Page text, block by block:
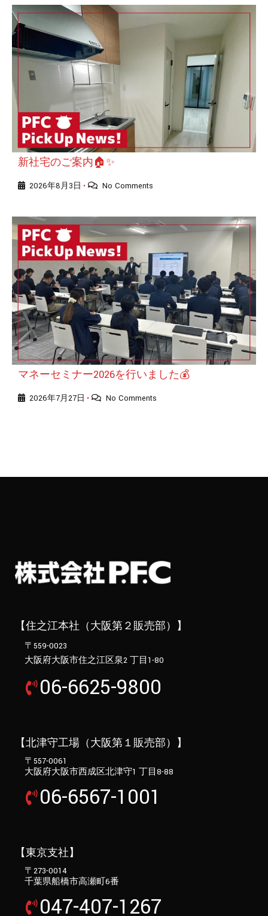
新社宅のご案内🏠✨
2026年8月3日 • No Comments
マネーセミナー2026を行いました💰
2026年7月27日 • No Comments
【住之江本社（大阪第２販売部）】
〒559-0023
大阪府大阪市住之江区泉2 丁目1-80
06-6625-9800
【北津守工場（大阪第１販売部）】
〒557-0061
大阪府大阪市西成区北津守1 丁目8-88
06-6567-1001
【東京支社】
〒273-0014
千葉県船橋市高瀬町6番
047-407-1267